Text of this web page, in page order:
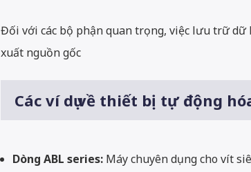
Đối với các bộ phận quan trọng, việc lưu trữ
xuất nguồn gốc
Các ví dụ về thiết bị tự động
Dòng ABL series: Máy chuyên dụng cho vít